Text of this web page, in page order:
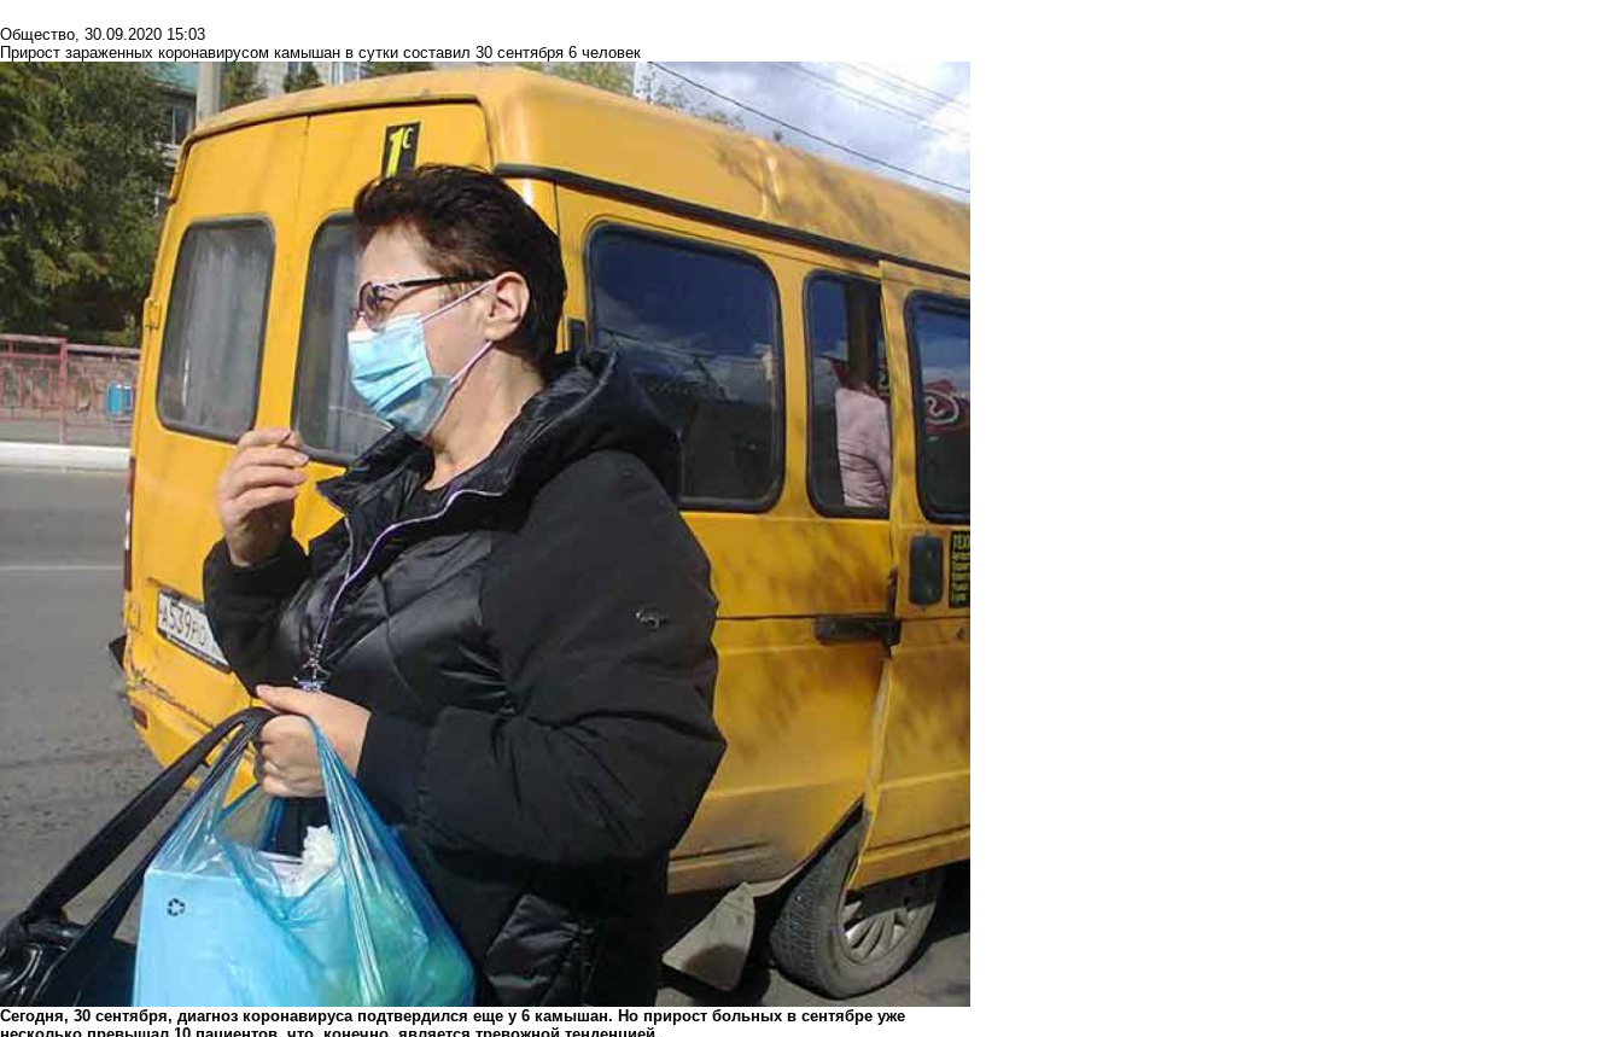
Общество, 30.09.2020 15:03
Прирост зараженных коронавирусом камышан в сутки составил 30 сентября 6 человек
Сегодня, 30 сентября, диагноз коронавируса подтвердился еще у 6 камышан. Но прирост больных в сентябре уже